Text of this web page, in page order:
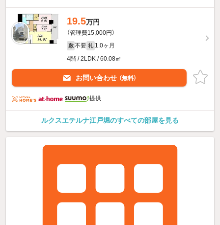
19.5万円
（管理費15,000円）
敷 不要 礼 1.0ヶ月
4階 / 2LDK / 60.08㎡
お問い合わせ （無料）
提供
ルクスエテルナ江戸堀のすべての部屋を見る